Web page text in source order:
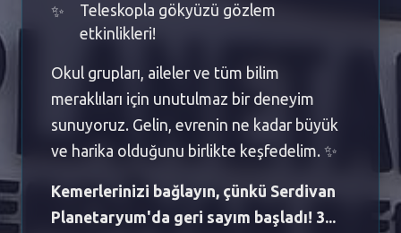
Teleskopla gökyüzü gözlem
etkinlikleri!
Okul grupları, aileler ve tüm bilim
meraklıları için unutulmaz bir deneyim
sunuyoruz. Gelin, evrenin ne kadar büyük
ve harika olduğunu birlikte keşfedelim. ✨
Kemerlerinizi bağlayın, çünkü Serdivan
Planetaryum'da geri sayım başladı! 3...